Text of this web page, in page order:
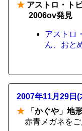
★ アストロ・ト
2006ov発見
アストロ
ん、おと
2007年11月29日(
★ 「かぐや」地
赤青メガネをご